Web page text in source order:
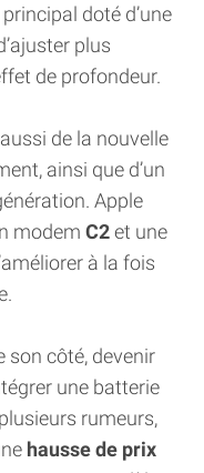
doté d’une
plus
de profondeur.
de la nouvelle
ainsi que d’un
Apple
modem C2et une
à la fois
son côté, devenir
une batterie
rumeurs,
hausse de prix